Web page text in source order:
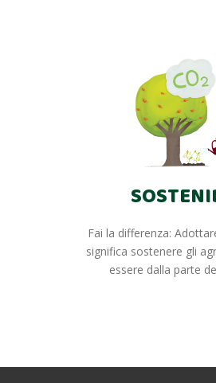
Fai la differenza:
significa sostenere gli
essere dalla parte